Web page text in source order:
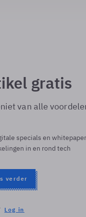
gratis
van alle
specials en
in en rond tech
verder
Log in